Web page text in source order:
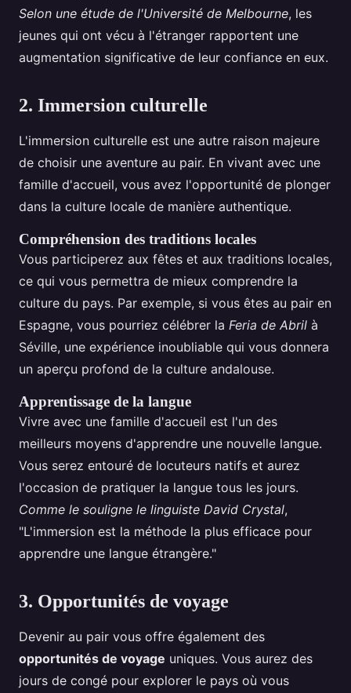
Selon une étude de l'Université de Melbourne, les
jeunes qui ont vécu à l'étranger rapportent une
augmentation significative de leur confiance en eux.
2. Immersion culturelle
L'immersion culturelle est une autre raison majeure
de choisir une aventure au pair. En vivant avec une
famille d'accueil, vous avez l'opportunité de plonger
dans la culture locale de manière authentique.
Compréhension des traditions locales
Vous participerez aux fêtes et aux traditions locales,
ce qui vous permettra de mieux comprendre la
culture du pays. Par exemple, si vous êtes au pair en
Espagne, vous pourriez célébrer la Feria de Abril à
Séville, une expérience inoubliable qui vous donnera
un aperçu profond de la culture andalouse.
Apprentissage de la langue
Vivre avec une famille d'accueil est l'un des
meilleurs moyens d'apprendre une nouvelle langue.
Vous serez entouré de locuteurs natifs et aurez
l'occasion de pratiquer la langue tous les jours.
Comme le souligne le linguiste David Crystal,
"L'immersion est la méthode la plus efficace pour
apprendre une langue étrangère."
3. Opportunités de voyage
Devenir au pair vous offre également des
opportunités de voyage uniques. Vous aurez des
jours de congé pour explorer le pays où vous